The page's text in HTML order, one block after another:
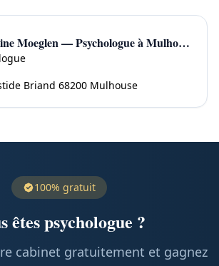
Catherine Moeglen — Psychologue à Mulhouse
Briand 68200 Mulhouse
100% gratuit
êtes psychologue ?
cabinet gratuitement et gagnez